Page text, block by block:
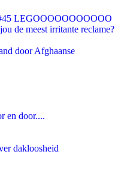
LEGOOOOOOOOOOO
de meest irritante reclame?
door Afghaanse
en door....
dakloosheid